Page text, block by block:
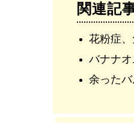
関連記
花粉症
バナナ
余った